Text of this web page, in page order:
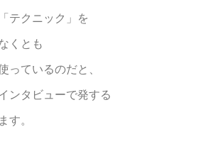
テクニック」を
くとも
っているのだと、
ンタビューで発する
。